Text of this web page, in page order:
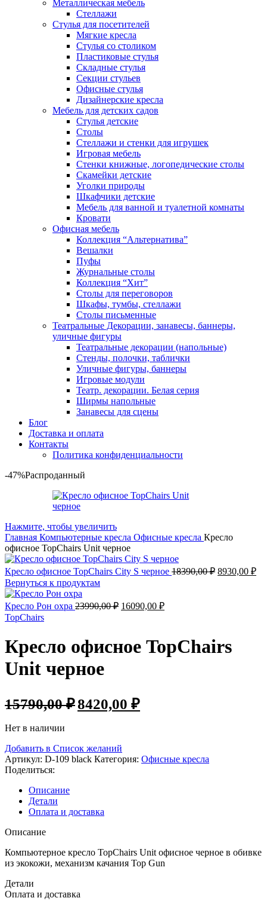
Металлическая мебель
Стеллажи
Стулья для посетителей
Мягкие кресла
Стулья со столиком
Пластиковые стулья
Складные стулья
Секции стульев
Офисные стулья
Дизайнерские кресла
Мебель для детских садов
Стулья детские
Столы
Стеллажи и стенки для игрушек
Игровая мебель
Стенки книжные, логопедические столы
Скамейки детские
Уголки природы
Шкафчики детские
Мебель для ванной и туалетной комнаты
Кровати
Офисная мебель
Коллекция “Альтернатива”
Вешалки
Пуфы
Журнальные столы
Коллекция “Хит”
Столы для переговоров
Шкафы, тумбы, стеллажи
Столы письменные
Театральные Декорации, занавесы, баннеры,
уличные фигуры
Театральные декорации (напольные)
Стенды, полочки, таблички
Уличные фигуры, баннеры
Игровые модули
Театр. декорации. Белая серия
Ширмы напольные
Занавесы для сцены
Блог
Доставка и оплата
Контакты
Политика конфиденциальности
-47%Распроданный
Нажмите, чтобы увеличить
Главная Компьютерные кресла Офисные кресла Кресло
офисное TopChairs Unit черное
Кресло офисное TopChairs City S черное 18390,00₽ 8930,00 ₽
Вернуться к продуктам
Кресло Рон охра 23990,00₽ Первоначальная
16090,00 ₽Текущая
TopChairs
Кресло офисное TopChairs
Unit черное
15790,00₽ Первоначальная
цена
8420,00 ₽Текущая
цена:
Нет в наличии
Добавить в Список желаний
Артикул: D-109 black Категория: Офисные кресла
Поделиться:
Описание
Детали
Оплата и доставка
Описание
Компьютерное кресло TopChairs Unit офисное черное в обивке
из экокожи, механизм качания Top Gun
Детали
Оплата и доставка